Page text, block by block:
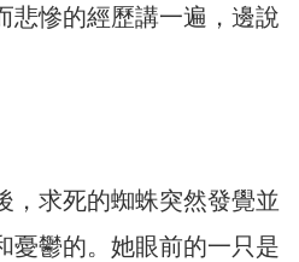
悲慘的經歷講一遍，邊說
，求死的蜘蛛突然發覺並
憂鬱的。她眼前的一只是